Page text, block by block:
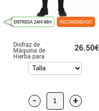
ENTREGA 24H/48H RECOMENDADO
Disfraz de
Máquina de
Hierba para
adulto
26.50€
- +